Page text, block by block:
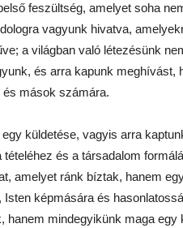
feszültség, amelyet soha
vagyunk hivatva,
a világban való létezésünk
és arra kapunk meghívást,
mások számára.
küldetése, vagyis arra
és a társadalom
amelyet ránk bíztak, hanem
képmására és
mindegyikünk maga egy